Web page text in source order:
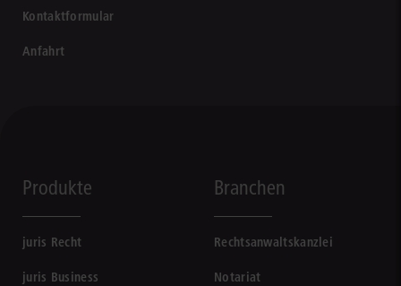
Kontaktformular
Anfahrt
Produkte
juris Recht
juris Business
Branchen
Rechtsanwaltskanzlei
Notariat